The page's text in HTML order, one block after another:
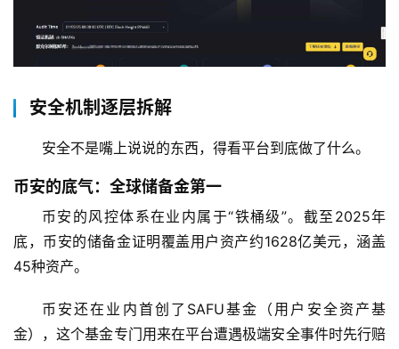
安全机制逐层拆解
安全不是嘴上说说的东西，得看平台到底做了什么。
币安的底气：全球储备金第一
币安的风控体系在业内属于“铁桶级”。截至2025年
底，币安的储备金证明覆盖用户资产约1628亿美元，涵盖
45种资产。
币安还在业内首创了SAFU基金（用户安全资产基
金），这个基金专门用来在平台遭遇极端安全事件时先行赔